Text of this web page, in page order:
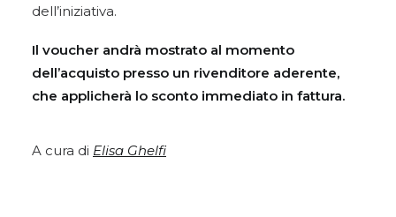
dell’iniziativa.
Il voucher andrà mostrato al momento
dell’acquisto presso un rivenditore aderente,
che applicherà lo sconto immediato in fattura.
A cura di Elisa Ghelfi